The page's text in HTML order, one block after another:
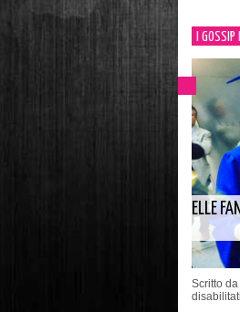
I
ELLE
Scritto
disabilitati